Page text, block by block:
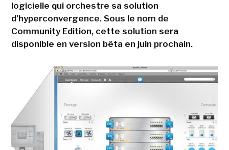
logicielle qui orchestre sa solution
d'hyperconvergence. Sous le nom de
Community Edition, cette solution sera
disponible en version bêta en juin prochain.